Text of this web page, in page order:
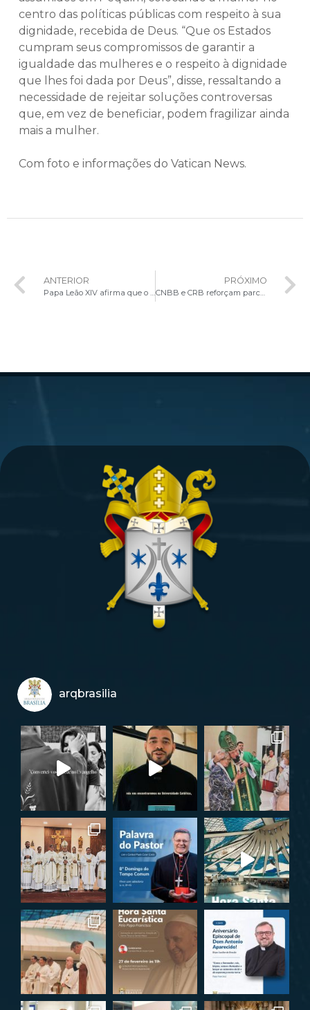
centro das políticas públicas com respeito à sua
dignidade, recebida de Deus. “Que os Estados
cumpram seus compromissos de garantir a
igualdade das mulheres e o respeito à dignidade
que lhes foi dada por Deus”, disse, ressaltando a
necessidade de rejeitar soluções controversas
que, em vez de beneficiar, podem fragilizar ainda
mais a mulher.
Com foto e informações do Vatican News.
ANTERIOR
Papa Leão XIV afirma que o ministério dos exorcistas é necessário e delicado
PRÓXIMO
CNBB e CRB reforçam parceria em serviço à evangelização
arqbrasilia